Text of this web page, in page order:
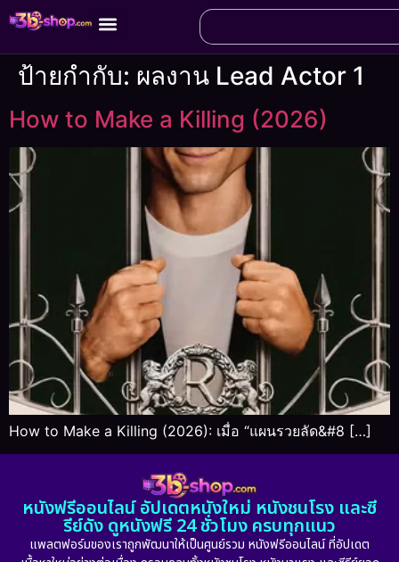
ป้ายกำกับ: ผลงาน Lead Actor 1
How to Make a Killing (2026)
How to Make a Killing (2026): เมื่อ “แผนรวยลัด&#8 […]
หนังฟรีออนไลน์ อัปเดตหนังใหม่ หนังชนโรง และซี
รีย์ดัง ดูหนังฟรี 24 ชั่วโมง ครบทุกแนว
แพลตฟอร์มของเราถูกพัฒนาให้เป็นศูนย์รวม หนังฟรีออนไลน์ ที่อัปเดต